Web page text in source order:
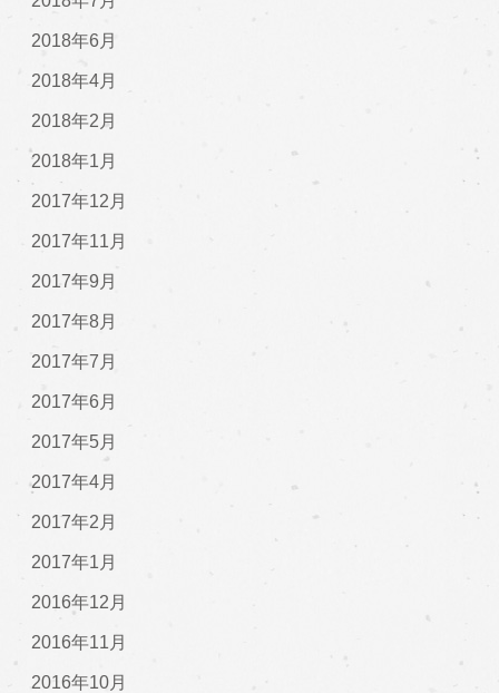
2018年6月
2018年4月
2018年2月
2018年1月
2017年12月
2017年11月
2017年9月
2017年8月
2017年7月
2017年6月
2017年5月
2017年4月
2017年2月
2017年1月
2016年12月
2016年11月
2016年10月